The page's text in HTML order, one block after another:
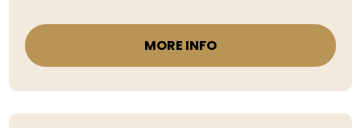
MORE INFO